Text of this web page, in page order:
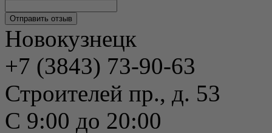
Новокузнецк
+7 (3843) 73-90-63
Строителей пр., д. 53
С 9:00 до 20:00